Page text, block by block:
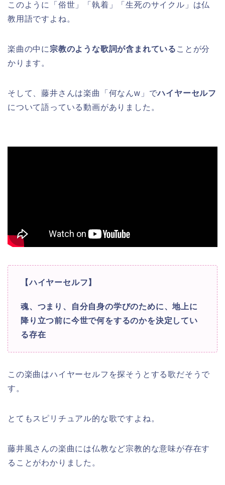
このように「俗世」「執着」「生死のサイクル」は仏
教用語ですよね。
楽曲の中に 宗教のような歌詞が含まれている ことが分
かります。
そして、藤井さんは楽曲「何なんw」でハイヤーセルフ
について語っている動画がありました。
【ハイヤーセルフ】
魂、つまり、自分自身の学びのために、地上に
降り立つ前に今世で何をするのかを決定してい
る存在
この楽曲はハイヤーセルフを探そうとする歌だそうで
す。
とてもスピリチュアル的な歌ですよね。
藤井風さんの楽曲には仏教など宗教的な意味が存在す
ることがわかりました。